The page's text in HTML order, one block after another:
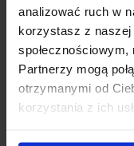
analizować ruch w
korzystasz z naszej
Partnerzy mogą
otrzymanymi od
korzystania z ich
Do